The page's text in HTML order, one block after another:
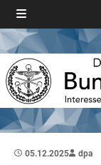
05.12.2025 dpa